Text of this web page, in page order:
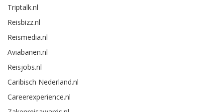
Triptalk.nl
Reisbizz.nl
Reismedia.nl
Aviabanen.nl
Reisjobs.nl
Caribisch Nederland.nl
Careerexperience.nl